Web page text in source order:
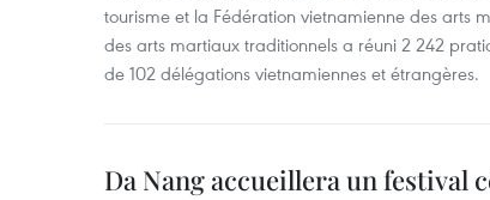
tourisme et la Fédération vietnamienne des arts
des arts martiaux traditionnels a réuni 2 242
de 102 délégations vietnamiennes et étrangères.
Da Nang accueillera un festival